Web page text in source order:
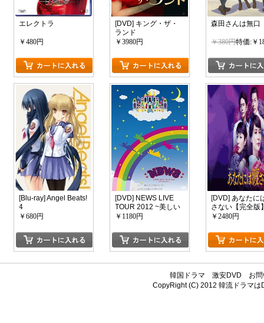
エレクトラ
￥480円
[DVD] キング・ザ・
ランド
￥3980円
森田さんは無口
￥380円特価:￥
[Blu-ray] Angel Beats!
4
￥680円
[DVD] NEWS LIVE
TOUR 2012 ~美しい
恋にするよ~
￥1180円
[DVD] あなたに
さない【完全版
回生産限定版)
￥2480円
韓国ドラマ 激安DVD
お
CopyRight (C) 2012韓流ドラマは